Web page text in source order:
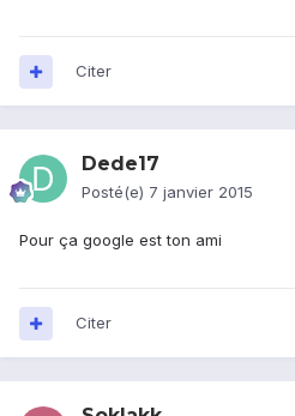
Citer
Dede17
Posté(e) 7 janvier 2015
Pour ça google est ton ami
Citer